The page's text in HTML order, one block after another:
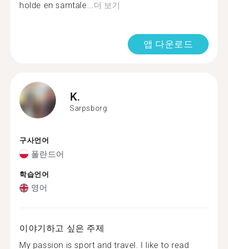
holde en samtale...더 보기
앱 다운로드
K.
Sarpsborg
구사언어
폴란드어
학습언어
영어
이야기하고 싶은 주제
My passion is sport and travel. I like to read